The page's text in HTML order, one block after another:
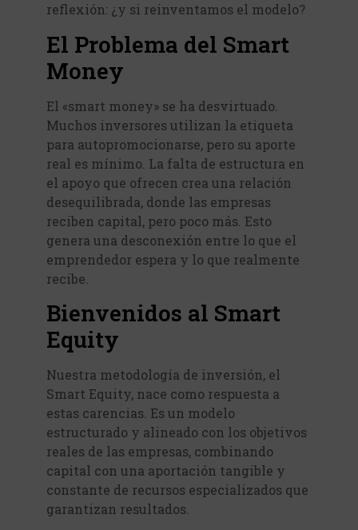
reflexión: ¿y si reinventamos el modelo?
El Problema del Smart
Money
El «smart money» se ha desvirtuado.
Muchos inversores utilizan la etiqueta
para autopromocionarse, pero su aporte
real es mínimo. La falta de estructura en
el apoyo que ofrecen crea una relación
desequilibrada, donde las empresas
reciben capital, pero poco más. Esto
genera una desconexión entre lo que el
emprendedor espera y lo que realmente
recibe.
Bienvenidos al Smart
Equity
Nuestra metodología de inversión, el
Smart Equity, nace como respuesta a
estas carencias. Es un modelo
estructurado y alineado con los objetivos
reales de las empresas, combinando
capital con una aportación tangible y
constante de recursos especializados que
garantizan resultados.